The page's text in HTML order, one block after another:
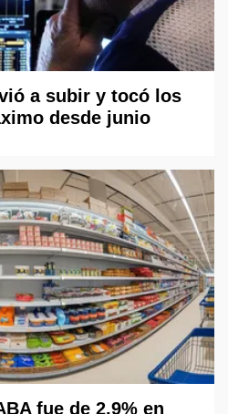
a subir y tocó los
desde junio
fue de 2,9% en